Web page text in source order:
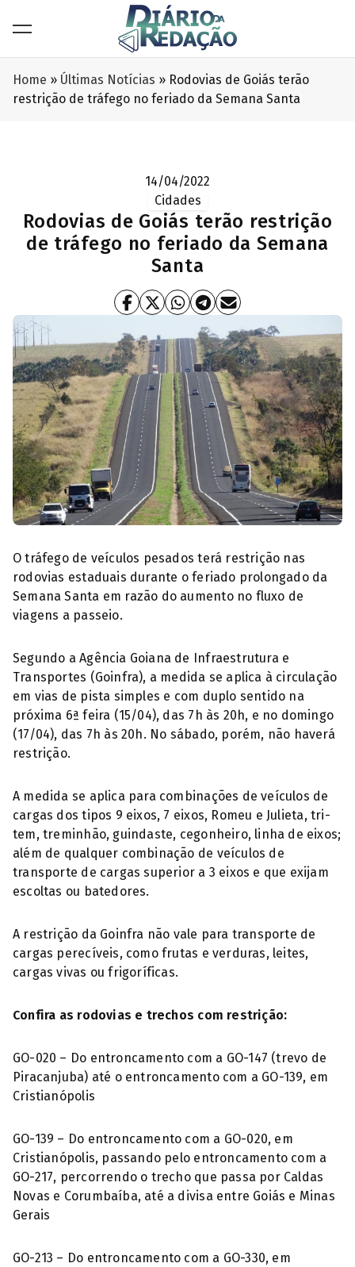
Home » Últimas Notícias » Rodovias de Goiás terão
restrição de tráfego no feriado da Semana Santa
14/04/2022
Cidades
Rodovias de Goiás terão restrição
de tráfego no feriado da Semana
Santa
O tráfego de veículos pesados terá restrição nas
rodovias estaduais durante o feriado prolongado da
Semana Santa em razão do aumento no fluxo de
viagens a passeio.
Segundo a Agência Goiana de Infraestrutura e
Transportes (Goinfra), a medida se aplica à circulação
em vias de pista simples e com duplo sentido na
próxima 6ª feira (15/04), das 7h às 20h, e no domingo
(17/04), das 7h às 20h. No sábado, porém, não haverá
restrição.
A medida se aplica para combinações de veículos de
cargas dos tipos 9 eixos, 7 eixos, Romeu e Julieta, tri-
tem, treminhão, guindaste, cegonheiro, linha de eixos;
além de qualquer combinação de veículos de
transporte de cargas superior a 3 eixos e que exijam
escoltas ou batedores.
A restrição da Goinfra não vale para transporte de
cargas perecíveis, como frutas e verduras, leites,
cargas vivas ou frigoríficas.
Confira as rodovias e trechos com restrição:
GO-020 – Do entroncamento com a GO-147 (trevo de
Piracanjuba) até o entroncamento com a GO-139, em
Cristianópolis
GO-139 – Do entroncamento com a GO-020, em
Cristianópolis, passando pelo entroncamento com a
GO-217, percorrendo o trecho que passa por Caldas
Novas e Corumbaíba, até a divisa entre Goiás e Minas
Gerais
GO-213 – Do entroncamento com a GO-330, em